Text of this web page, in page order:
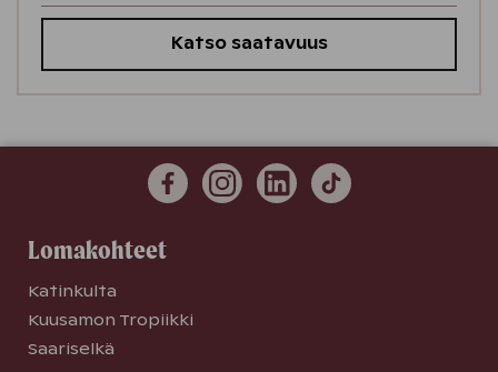
Katso saatavuus
Lomakohteet
Katinkulta
Kuusamon Tropiikki
Saariselkä